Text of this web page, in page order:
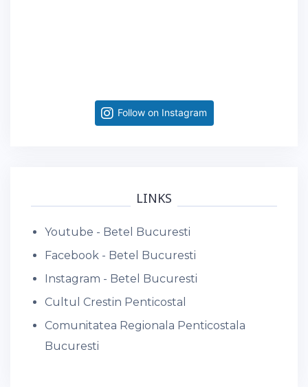
Follow on Instagram
LINKS
Youtube - Betel Bucuresti
Facebook - Betel Bucuresti
Instagram - Betel Bucuresti
Cultul Crestin Penticostal
Comunitatea Regionala Penticostala
Bucuresti